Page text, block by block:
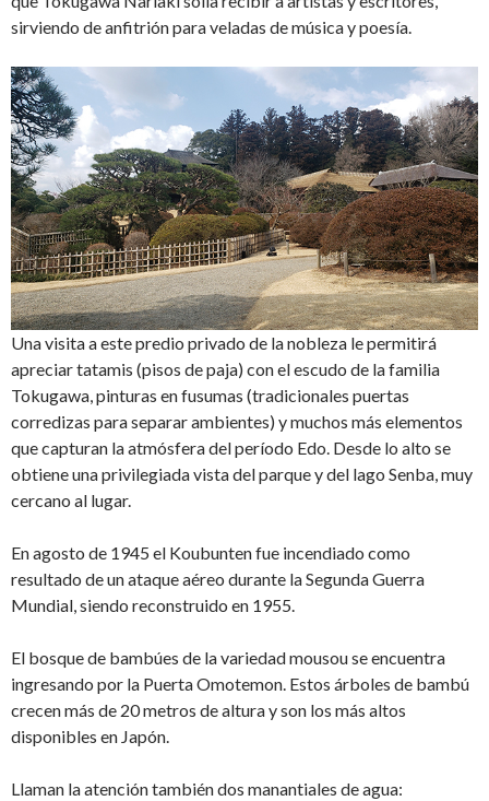
sirviendo de anfitrión para veladas de música y poesía.
Una visita a este predio privado de la nobleza le permitirá
apreciar tatamis (pisos de paja) con el escudo de la familia
Tokugawa, pinturas en fusumas (tradicionales puertas
corredizas para separar ambientes) y muchos más elementos
que capturan la atmósfera del período Edo. Desde lo alto se
obtiene una privilegiada vista del parque y del lago Senba, muy
cercano al lugar.
En agosto de 1945 el Koubunten fue incendiado como
resultado de un ataque aéreo durante la Segunda Guerra
Mundial, siendo reconstruido en 1955.
El bosque de bambúes de la variedad mousou se encuentra
ingresando por la Puerta Omotemon. Estos árboles de bambú
crecen más de 20 metros de altura y son los más altos
disponibles en Japón.
Llaman la atención también dos manantiales de agua: